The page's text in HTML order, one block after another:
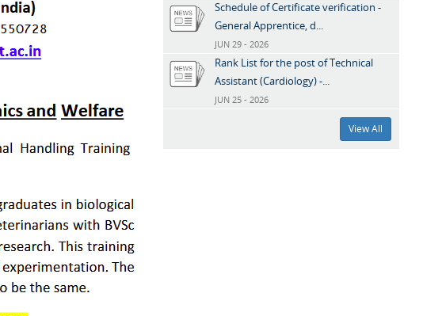
Schedule of Certificate verification -
General Apprentice, d...
JUN 29 - 2026
Rank List for the post of Technical
Assistant (Cardiology) -...
JUN 25 - 2026
View All